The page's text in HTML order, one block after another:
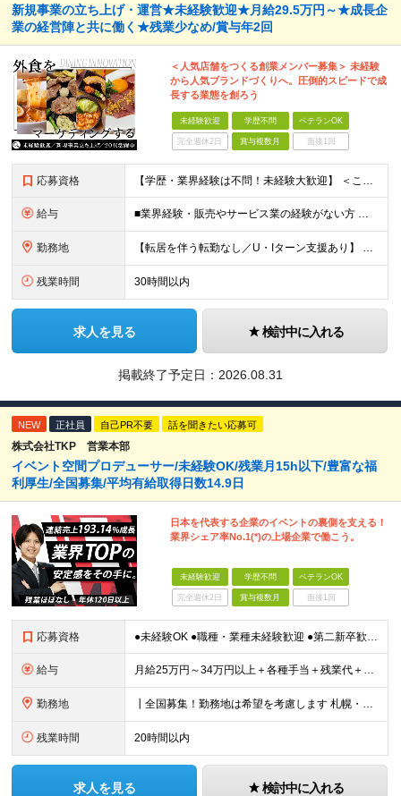
新規事業の立ち上げ・運営★未経験歓迎★月給29.5万円～★成長企
業の経営陣と共に働く★残業少なめ/賞与年2回
＜人気店舗をつくる創業メンバー募集＞ 未経験
から人気ブランドづくりへ。圧倒的スピードで成
長する業態を創ろう
未経験歓迎 学歴不問 ベテランOK
完全週休2日 賞与複数月 面接1回
応募資格 【学歴・業界経験は不問！未経験大歓迎】 ＜こんな方、大歓迎！＞ ・新しいことにイチから挑戦し、ワクワクする熱量を味わいたい方 ・毎日同じことの繰り返しから抜け出したい方 ・新しいブランドづくりに興味
給与 ■業界経験・販売やサービス業の経験がない方 月給29.5万円～ ※固定残業手当（51,937円～/月30時間分）、固定深夜割増手当（3,463円～月10時間分） ■外食業界で店長・副店長等の経験をお
勤務地 【転居を伴う転勤なし／U・Iターン支援あり】 本社（恵比寿）または当社が運営する東京都内の直営店舗での勤務 ※配属先は経験・希望・プロジェクト内容を踏まえて決定します。 ★社宅・引越支援制度あり（
残業時間 30時間以内
求人を見る 検討中に入れる
掲載終了予定日： 2026.08.31
NEW 正社員 自己PR不要 話を聞きたい応募可
株式会社TKP 営業本部
イベント空間プロデューサー/未経験OK/残業月15h以下/豊富な福
利厚生/全国募集/平均有給取得日数14.9日
日本を代表する企業のイベントの裏側を支える！
業界シェア率No.1(*)の上場企業で働こう。
未経験歓迎 学歴不問 ベテランOK
完全週休2日 賞与複数月 面接1回
応募資格 ●未経験OK ●職種・業種未経験歓迎 ●第二新卒歓迎 ●学歴不問 ＜こんな方におすすめ！＞ ◎ホテル・アパレル・携帯販売など接客経験を活かしたい ◎「今の会社、この先が見えない」と感じている ◎上場
給与 月給25万円～34万円以上＋各種手当＋残業代＋賞与年2回（昨年度2～4ヶ月分） 初年度想定年収：350万円～ ＜クラス・経験別の月給目安＞ ■メンバークラス：月給25万円以上 ■店長やSVなどのマネ
勤務地 ┃全国募集！勤務地は希望を考慮します 札幌・仙台・東京・横浜・静岡・名古屋・大阪・京都・広島・福岡 募集 ※上記のほか、全国に拠点あり ※キャリアアップやキャリアシフトに伴う転勤も一部ありますが、基
残業時間 20時間以内
求人を見る 検討中に入れる